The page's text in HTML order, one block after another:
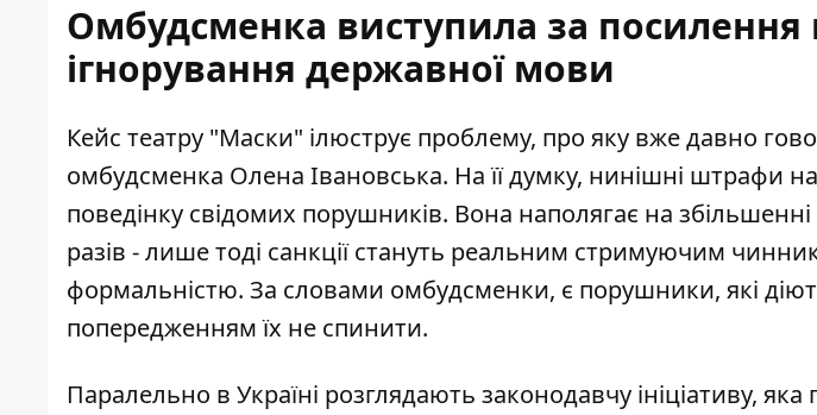
Омбудсменка виступила за посилення
ігнорування державної мови
Кейс театру "Маски" ілюструє проблему, про яку вже давно
омбудсменка Олена Івановська. На її думку, нинішні штрафи
поведінку свідомих порушників. Вона наполягає на
разів - лише тоді санкції стануть реальним стримуючим
формальністю. За словами омбудсменки, є порушники, які
попередженням їх не спинити.
Паралельно в Україні розглядають законодавчу ініціативу, яка